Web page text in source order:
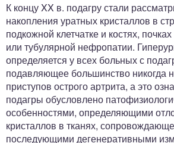
К концу XX в. подагру стали
накопления уратных кристаллов в
подкожной клетчатке и костях,
или тубулярной нефропатии.
определяется у всех больных с
подавляющее большинство никогда
приступов острого артрита, а это
подагры обусловлено
особенностями, определяющими
кристаллов в тканях,
последующими дегенеративными